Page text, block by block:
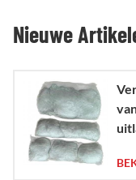
Nieuwe